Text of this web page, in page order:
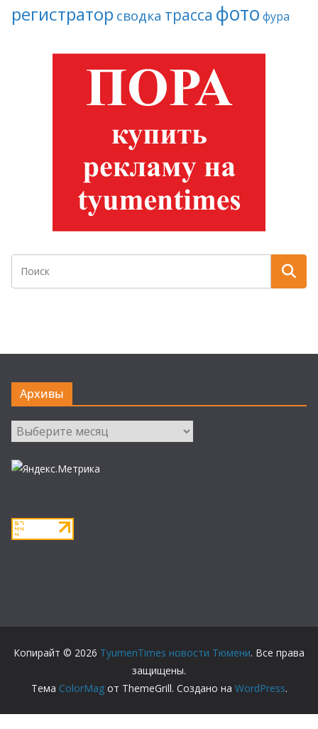
регистратор сводка трасса фото фура
Архивы
Архивы
Копирайт © 2026 TyumenTimes новости Тюмени. Все права
защищены.
Тема ColorMagот ThemeGrill. Создано на WordPress.